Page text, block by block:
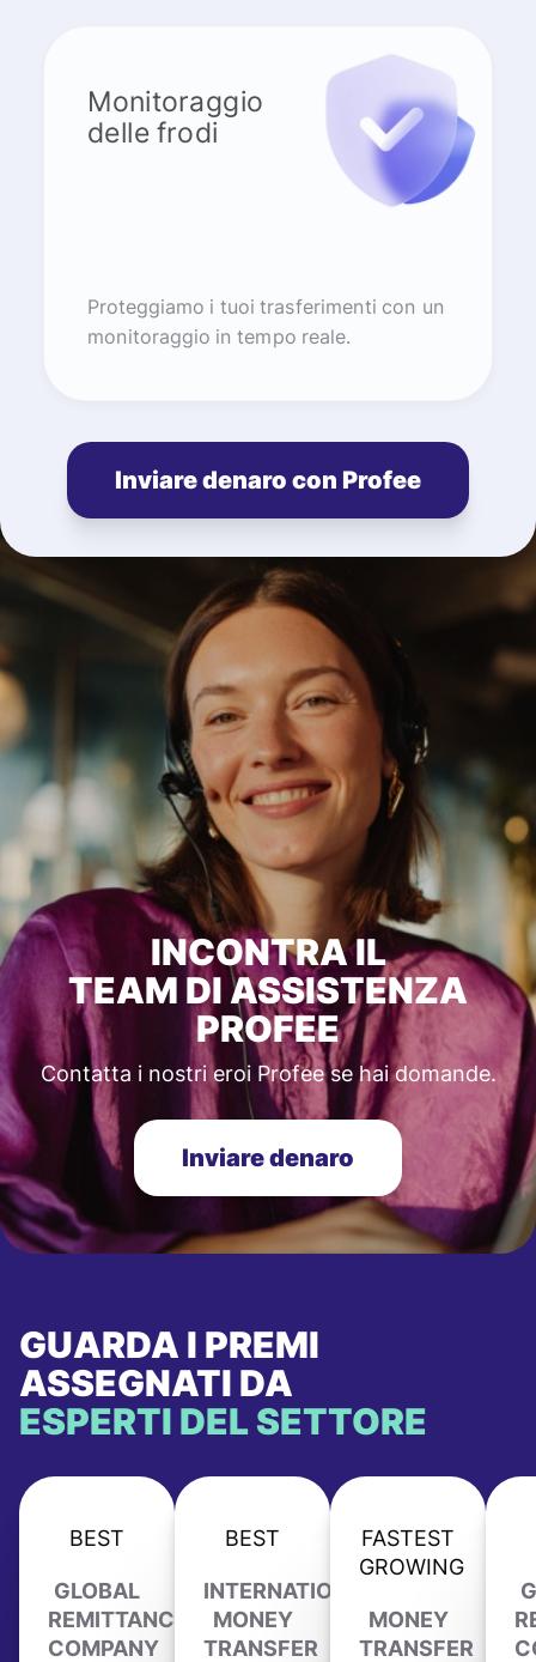
Monitoraggio
delle frodi
Proteggiamo i tuoi trasferimenti con un
monitoraggio in tempo reale.
Inviare denaro con Profee
INCONTRA IL
TEAM DI ASSISTENZA
PROFEE
Contatta i nostri eroi Profee se hai domande.
Inviare denaro
GUARDA I PREMI
ASSEGNATI DA
ESPERTI DEL SETTORE
BEST
GLOBAL
REMITTANCE
COMPANY
BEST
INTERNATIONAL
MONEY
TRANSFER
FASTEST
GROWING
MONEY
TRANSFER